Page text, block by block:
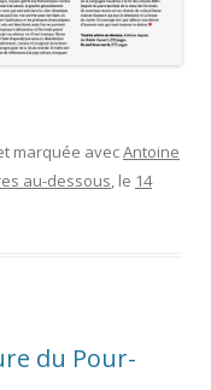
marquée avecAntoine
au-dessous, le 14
du Pour-